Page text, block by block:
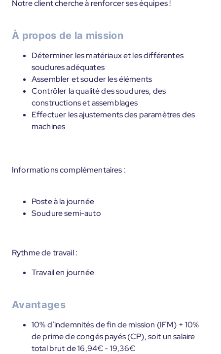
Notre client cherche à renforcer ses équipes !
À propos de la mission
Déterminer les matériaux et les différentes
soudures adéquates
Assembler et souder les éléments
Contrôler la qualité des soudures, des
constructions et assemblages
Effectuer les ajustements des paramètres des
machines
Informations complémentaires :
Poste à la journée
Soudure semi-auto
Rythme de travail :
Travail en journée
Avantages
10% d’indemnités de fin de mission (IFM) + 10%
de prime de congés payés (CP), soit un salaire
total brut de 16,94€ - 19,36€